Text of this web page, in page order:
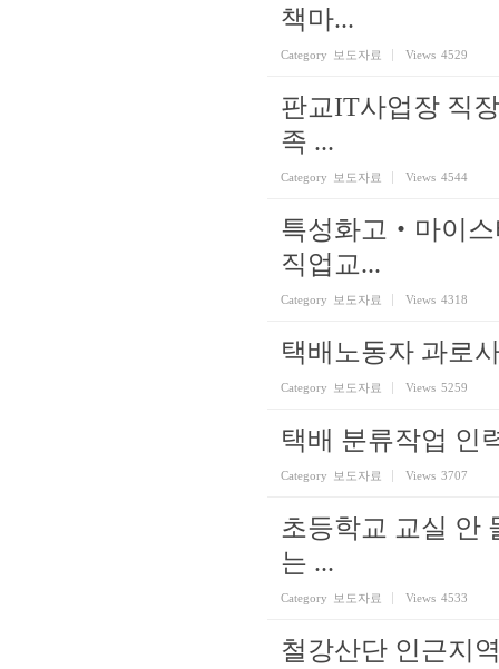
책마...
Category 보도자료 Views 4529
판교IT사업장 직
족 ...
Category 보도자료 Views 4544
특성화고‧마이스
직업교...
Category 보도자료 Views 4318
택배노동자 과로
Category 보도자료 Views 5259
택배 분류작업 인
Category 보도자료 Views 3707
초등학교 교실 안
는 ...
Category 보도자료 Views 4533
철강산단 인근지